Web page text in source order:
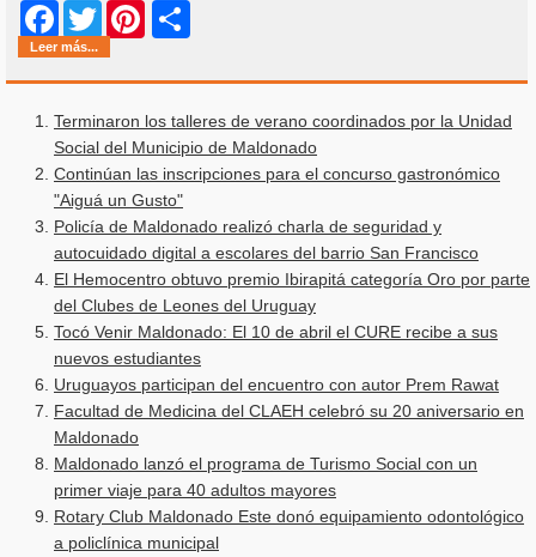
Facebook
Twitter Pinterest
Leer más...
Terminaron los talleres de verano coordinados por la Unidad
Social del Municipio de Maldonado
Continúan las inscripciones para el concurso gastronómico
"Aiguá un Gusto"
Policía de Maldonado realizó charla de seguridad y
autocuidado digital a escolares del barrio San Francisco
El Hemocentro obtuvo premio Ibirapitá categoría Oro por parte
del Clubes de Leones del Uruguay
Tocó Venir Maldonado: El 10 de abril el CURE recibe a sus
nuevos estudiantes
Uruguayos participan del encuentro con autor Prem Rawat
Facultad de Medicina del CLAEH celebró su 20 aniversario en
Maldonado
Maldonado lanzó el programa de Turismo Social con un
primer viaje para 40 adultos mayores
Rotary Club Maldonado Este donó equipamiento odontológico
a policlínica municipal